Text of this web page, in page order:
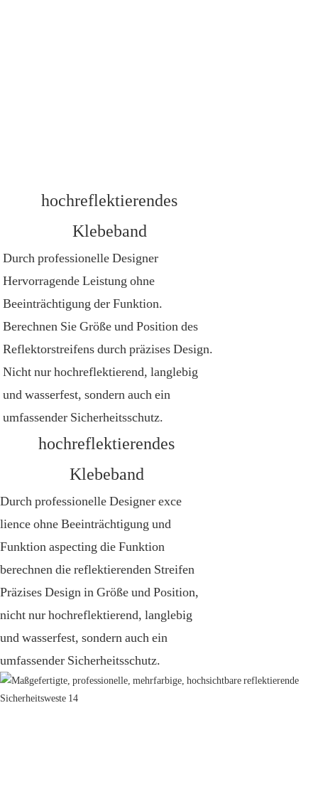
hochreflektierendes
Klebeband
Durch professionelle Designer
Hervorragende Leistung ohne
Beeinträchtigung der Funktion.
Berechnen Sie Größe und Position des
Reflektorstreifens durch präzises Design.
Nicht nur hochreflektierend, langlebig
und wasserfest, sondern auch ein
umfassender Sicherheitsschutz.
hochreflektierendes
Klebeband
Durch professionelle Designer exce
lience ohne Beeinträchtigung und
Funktion aspecting die Funktion
berechnen die reflektierenden Streifen
Präzises Design in Größe und Position,
nicht nur hochreflektierend, langlebig
und wasserfest, sondern auch ein
umfassender Sicherheitsschutz.